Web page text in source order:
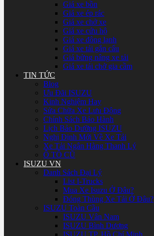
Giá xe bồn
Giá xe ép rác
Giá xe chở xe
Giá xe cứu hộ
Giá xe đông lạnh
Giá xe tải gắn cẩu
Giá bửng nâng xe tải
Giá xe tải chở gia cầm
TIN TỨC
Blog
Ưu Đãi ISUZU
Kinh Nghiệm Hay
Sửa Chữa Xe Lưu Động
Chính Sách Bảo Hành
Lịch Bảo Dưỡng ISUZU
Nghị Định Mới Về Xe Tải
Xe Tải Ngân Hàng Thanh Lý
Ô TÔ CŨ
ISUZU VN
Danh Sách Đại Lý
List I-Trucks
Mua Xe Isuzu Ở Đâu?
Đóng Thùng Xe Tải Ở Đâu?
ISUZU Toàn Cầu
ISUZU Vân Nam
ISUZU Bình Dương
ISUZU TP. Hồ Chí Minh